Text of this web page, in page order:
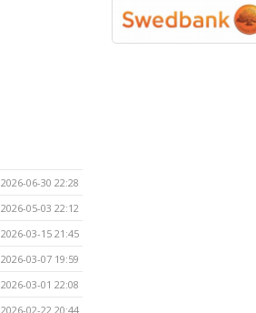
2026-06-30 22:28
2026-05-03 22:12
2026-03-15 21:45
2026-03-07 19:59
2026-03-01 22:08
2026-02-22 20:44